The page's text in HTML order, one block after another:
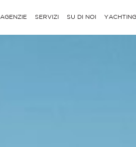
AGENZIE SERVIZI SU DI NOI